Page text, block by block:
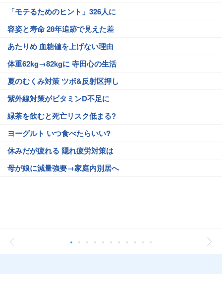
「モテるためのヒント」326人に
容姿と寿命 28年追跡で見えた差
あたりめ 血糖値を上げない理由
体重62kg→82kgに 寺田心の生活
夏のむくみ対策 ツボ&反射区押し
紫外線対策がビタミンD不足に
緑茶を飲むと死亡リスク低まる?
ヨーグルト いつ食べたらいい?
休みだが疲れる 隠れ疲労対策は
母が娘に減量強要→家庭内別居へ